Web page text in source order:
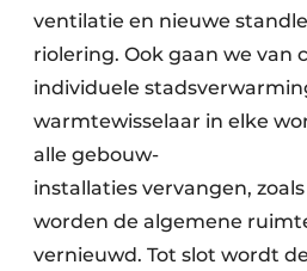
ventilatie en nieuwe
riolering. Ook gaan we van
individuele
warmtewisselaar in elke
alle gebouw-
installaties vervangen,
worden de algemene
vernieuwd. Tot slot wordt